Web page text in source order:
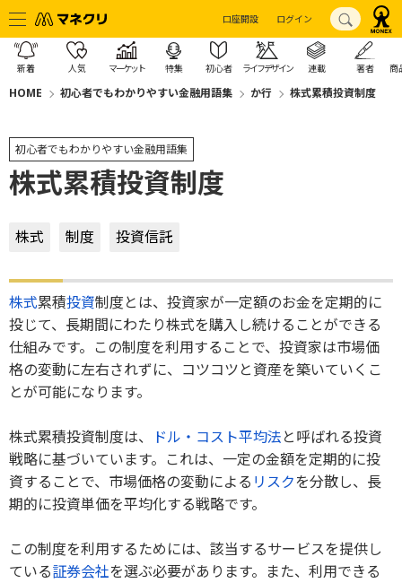
口座開設 ログイン
新着 人気 マーケット 特集 初心者 ライフデザイン 連載 著者 商
HOME 初心者でもわかりやすい金融用語集 か行 株式累積投資制度
初心者でもわかりやすい金融用語集
株式累積投資制度
株式 制度 投資信託
株式累積投資制度とは、投資家が一定額のお金を定期的に
投じて、長期間にわたり株式を購入し続けることができる
仕組みです。この制度を利用することで、投資家は市場価
格の変動に左右されずに、コツコツと資産を築いていくこ
とが可能になります。
株式累積投資制度は、 ドル・コスト平均法と呼ばれる投資
戦略に基づいています。これは、一定の金額を定期的に投
資することで、市場価格の変動による リスクを分散し、長
期的に投資単価を平均化する戦略です。
この制度を利用するためには、該当するサービスを提供し
ている証券会社を選ぶ必要があります。また、利用できる